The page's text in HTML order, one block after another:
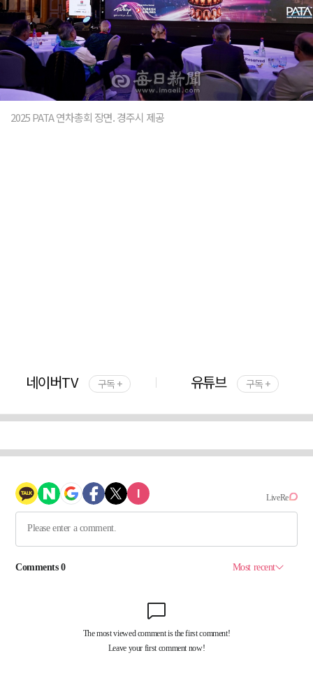
2025 PATA 연차총회 장면. 경주시 제공
네이버TV 구독 + 유튜브 구독 +